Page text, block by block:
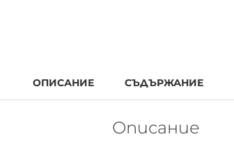
ОПИСАНИЕ СЪДЪРЖАНИЕ
Описание